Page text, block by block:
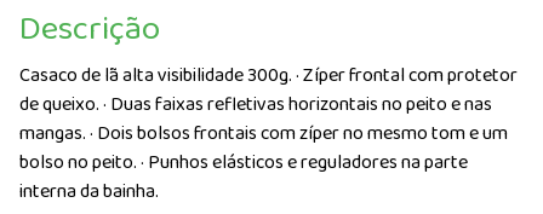
Descrição
Casaco de lã alta visibilidade 300g. · Zíper frontal com protetor
de queixo. · Duas faixas refletivas horizontais no peito e nas
mangas. · Dois bolsos frontais com zíper no mesmo tom e um
bolso no peito. · Punhos elásticos e reguladores na parte
interna da bainha.